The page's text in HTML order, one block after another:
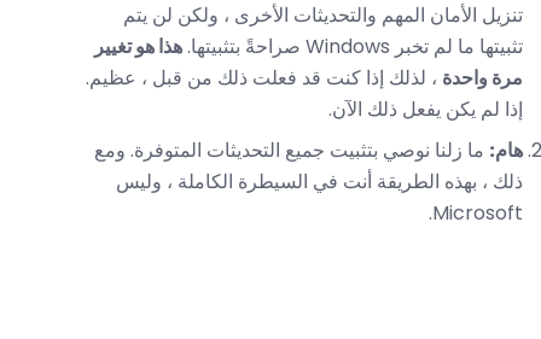
تنزيل الأمان المهم والتحديثات الأخرى ، ولكن لن يتم
تثبيتها ما لم تخبر Windows صراحةً بتثبيتها.
هذا هو تغيير
مرة واحدة ، لذلك إذا كنت قد فعلت ذلك من قبل ، عظيم.
إذا لم يكن يفعل ذلك الآن.
هام: ما زلنا نوصي بتثبيت جميع التحديثات المتوفرة. ومع
ذلك ، بهذه الطريقة أنت في السيطرة الكاملة ، وليس
Microsoft.